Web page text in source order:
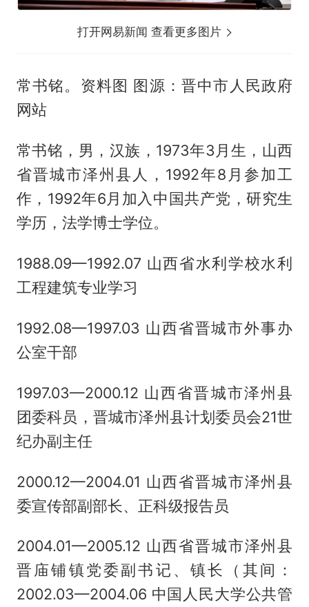
打开网易新闻 查看更多图片
常书铭。资料图 图源：晋中市人民政府
网站
常书铭，男，汉族，1973年3月生，山西
省晋城市泽州县人，1992年8月参加工
作，1992年6月加入中国共产党，研究生
学历，法学博士学位。
1988.09—1992.07 山西省水利学校水利
工程建筑专业学习
1992.08—1997.03 山西省晋城市外事办
公室干部
1997.03—2000.12 山西省晋城市泽州县
团委科员，晋城市泽州县计划委员会21世
纪办副主任
2000.12—2004.01 山西省晋城市泽州县
委宣传部副部长、正科级报告员
2004.01—2005.12 山西省晋城市泽州县
晋庙铺镇党委副书记、镇长（其间：
2002.03—2004.06 中国人民大学公共管